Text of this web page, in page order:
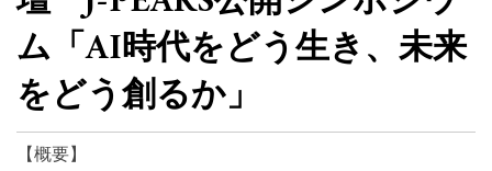
ム「AI時代をどう生き、未来
をどう創るか」
【概要】